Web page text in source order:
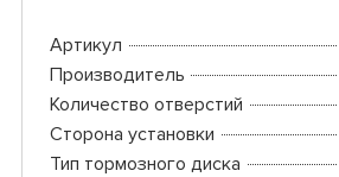
Артикул
Производитель
Количество отверстий
Сторона установки
Тип тормозного диска